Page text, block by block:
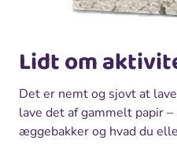
Lidt om
Det er nemt og sjovt at
lave det af gammelt papir
æggebakker og hvad du